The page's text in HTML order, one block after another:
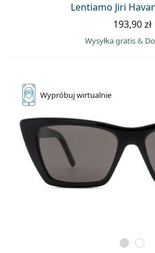
Lentiamo Jiri
193,90 zł
Wysyłka gratis&
Wypróbujwirtualnie